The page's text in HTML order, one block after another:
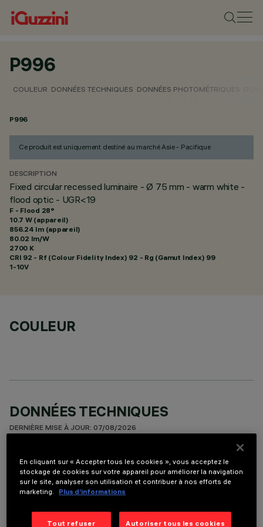
P996
COULEUR DONNÉES TECHNIQUES DONNÉES PHOTOMÉTRIQUES
P996
Ce produit est uniquement destiné au marché Asie - Pacifique
DESCRIPTION
Fixed circular recessed luminaire - Ø 75 mm - warm white -
flood optic - UGR<19
F - Flood 28°
10.7 W (appareil)
856.24 lm (appareil)
80.02 lm/W
2700 K
CRI 92 - Rf (Colour Fidelity Index) 92 - Rg (Gamut Index) 99
1-10V
COULEUR
DONNÉES TECHNIQUES
DERNIÈRE MISE À JOUR: 07/08/2026
DESCRIPTION
Fixed round luminaire designed to use a LED lamp with C.O.B.
technology. Version with rim for surface-mounting. Reflector
scratch protective layer. Die-cast aluminium body and
En cliquant sur « Accepter tous les cookies », vous acceptez le
stockage de cookies sur votre appareil pour améliorer la navigation
sur le site, analyser son utilisation et contribuer à nos efforts de
marketing.
Plus d’informations
Tout refuser Autoriser tous les cookies